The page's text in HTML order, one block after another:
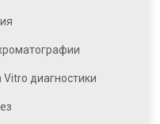
диагностики